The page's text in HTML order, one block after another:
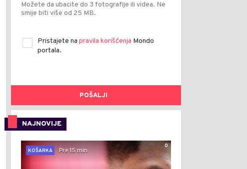
Možete da ubacite do 3 fotografije ili videa. Ne
smije biti više od 25 MB.
Pristajete na pravila korišćenja Mondo
portala.
POŠALJI
NAJNOVIJE
0
KOŠARKA
Pre 15 min